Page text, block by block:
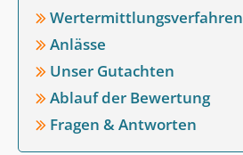
Wertermittlungsverfahren
Anlässe
Unser Gutachten
Ablauf der Bewertung
Fragen & Antworten